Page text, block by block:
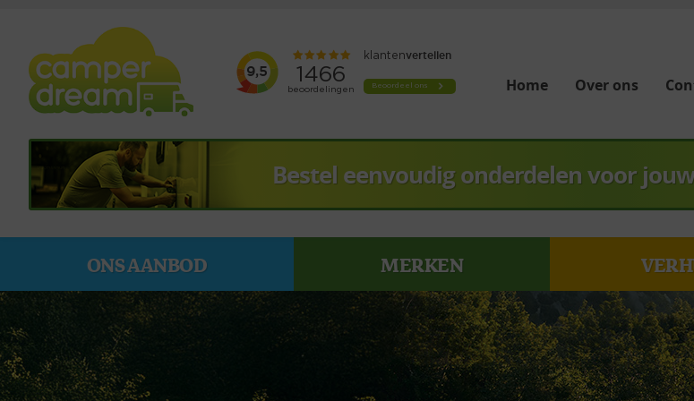
Home Over ons
Bestel eenvoudig onderdelen voor
ONS AANBOD MERKEN